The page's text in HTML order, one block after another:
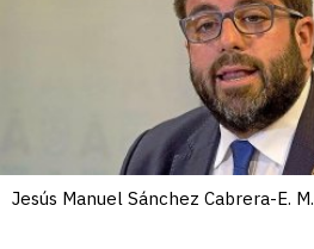
Jesús Manuel Sánchez Cabrera-E. M.